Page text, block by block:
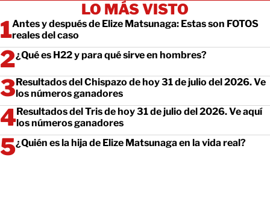
LO MÁS VISTO
Antes y después de Elize Matsunaga: Estas son FOTOS
reales del caso
¿Qué es H22 y para qué sirve en hombres?
Resultados del Chispazo de hoy 31 de julio del 2026. Ve
los números ganadores
Resultados del Tris de hoy 31 de julio del 2026. Ve aquí
los números ganadores
¿Quién es la hija de Elize Matsunaga en la vida real?